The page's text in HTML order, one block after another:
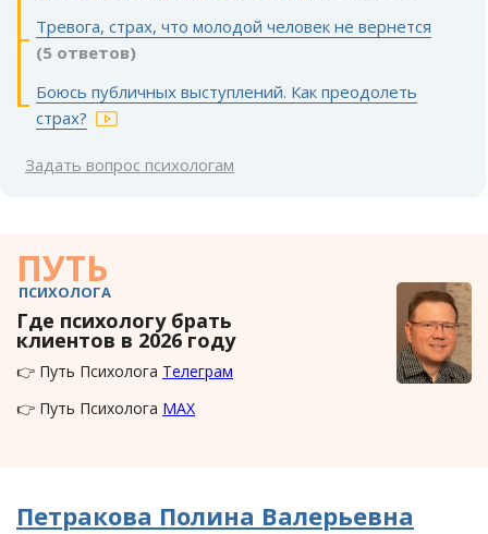
Тревога, страх, что молодой человек не вернется
(5 ответов)
Боюсь публичных выступлений. Как преодолеть
страх?
Задать вопрос психологам
ПУТЬ
ПСИХОЛОГА
Где психологу брать
клиентов в 2026 году
👉 Путь Психолога Телеграм
👉 Путь Психолога MAX
Петракова Полина Валерьевна